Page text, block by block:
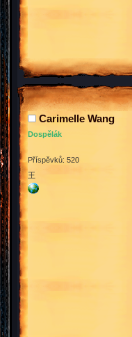
Carimelle Wang
Dospělák
Příspěvků: 520
王